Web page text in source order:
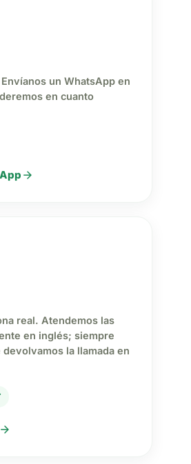
un WhatsApp en
en cuanto
arrow_forward
real. Atendemos las
en inglés; siempre
la llamada en
arrow_forward